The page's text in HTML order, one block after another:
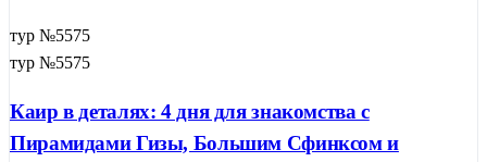
тур №5575
тур №5575
Каир в деталях: 4 дня для знакомства с
Пирамидами Гизы, Большим Сфинксом и